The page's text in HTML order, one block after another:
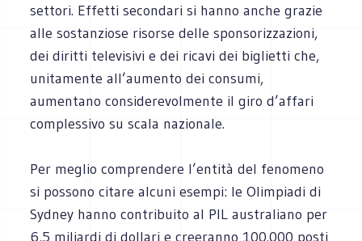
settori. Effetti secondari si hanno anche grazie
alle sostanziose risorse delle sponsorizzazioni,
dei diritti televisivi e dei ricavi dei biglietti che,
unitamente all’aumento dei consumi,
aumentano considerevolmente il giro d’affari
complessivo su scala nazionale.
Per meglio comprendere l’entità del fenomeno
si possono citare alcuni esempi: le Olimpiadi di
Sydney hanno contribuito al PIL australiano per
6,5 miliardi di dollari e creeranno 100.000 posti